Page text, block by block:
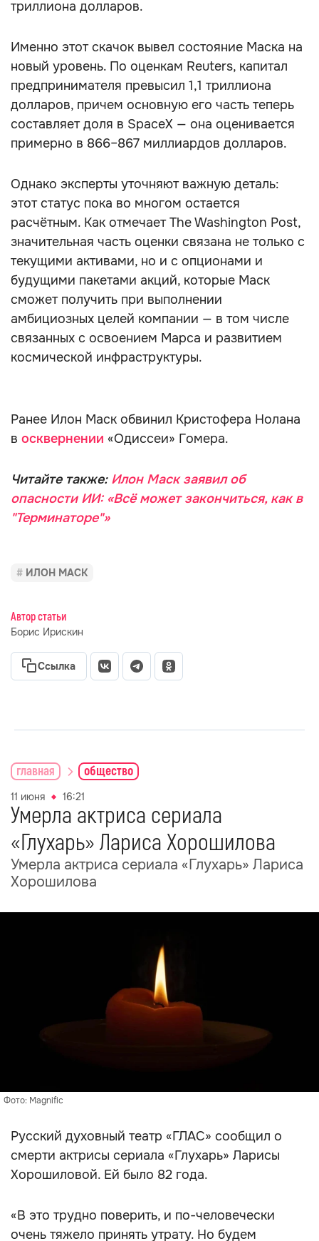
триллиона долларов.
Именно этот скачок вывел состояние Маска на
новый уровень. По оценкам Reuters, капитал
предпринимателя превысил 1,1 триллиона
долларов, причем основную его часть теперь
составляет доля в SpaceX — она оценивается
примерно в 866–867 миллиардов долларов.
Однако эксперты уточняют важную деталь:
этот статус пока во многом остается
расчётным. Как отмечает The Washington Post,
значительная часть оценки связана не только с
текущими активами, но и с опционами и
будущими пакетами акций, которые Маск
сможет получить при выполнении
амбициозных целей компании — в том числе
связанных с освоением Марса и развитием
космической инфраструктуры.
Ранее Илон Маск обвинил Кристофера Нолана
в осквернении «Одиссеи» Гомера.
Читайте также: Илон Маск заявил об
опасности ИИ: «Всё может закончиться, как в
"Терминаторе"»
ИЛОН МАСК
Автор статьи
Борис Ирискин
Ссылка
главная общество
11 июня 16:21
Умерла актриса сериала
«Глухарь» Лариса Хорошилова
Умерла актриса сериала «Глухарь» Лариса
Хорошилова
Фото: Magnific
Русский духовный театр «ГЛАС» сообщил о
смерти актрисы сериала «Глухарь» Ларисы
Хорошиловой. Ей было 82 года.
«В это трудно поверить, и по-человечески
очень тяжело принять утрату. Но будем